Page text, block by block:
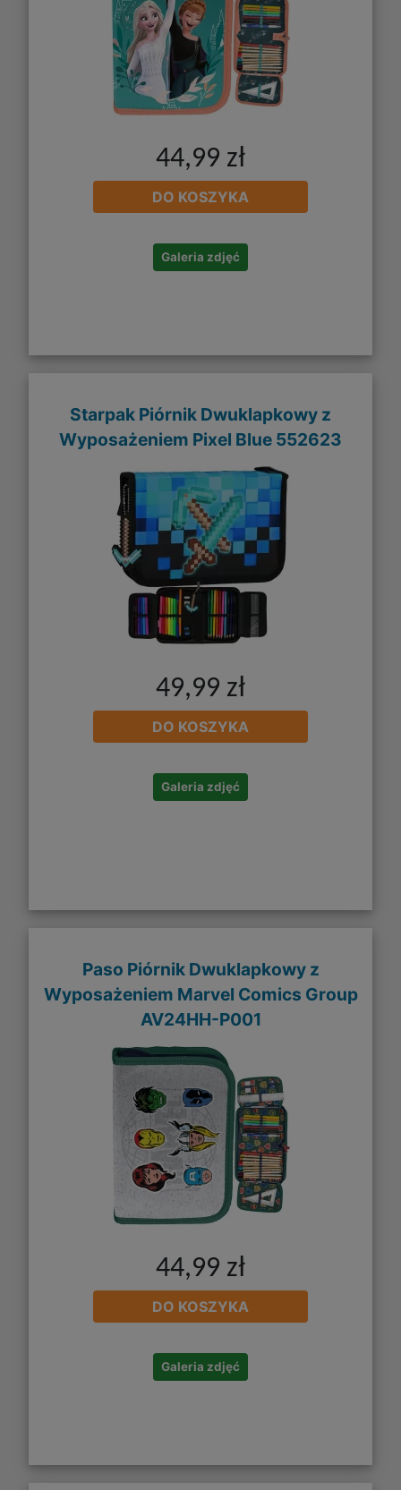
44,99 zł
DO KOSZYKA
Galeria zdjęć
Starpak Piórnik Dwuklapkowy z
Wyposażeniem Pixel Blue 552623
49,99 zł
DO KOSZYKA
Galeria zdjęć
Paso Piórnik Dwuklapkowy z
Wyposażeniem Marvel Comics Group
AV24HH-P001
44,99 zł
DO KOSZYKA
Galeria zdjęć